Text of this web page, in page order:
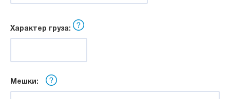
Характер груза:
Мешки: